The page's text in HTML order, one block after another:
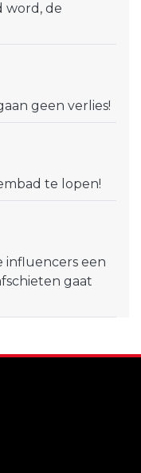
word, de
geen verlies!
te lopen!
influencers een
gaat